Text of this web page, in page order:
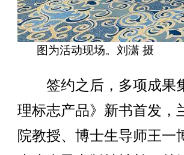
图为活动现场。刘潇 摄
签约之后，多项成果
理标志产品》新书首发，
院教授、博士生导师王一